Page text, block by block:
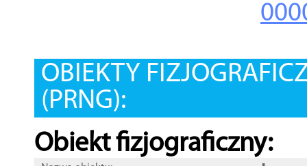
OBIEKTY
(PRNG):
Obiekt fizjograficzny: